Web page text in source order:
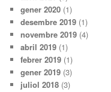
gener 2020 (1)
desembre 2019 (1)
novembre 2019 (4)
abril 2019 (1)
febrer 2019 (1)
gener 2019 (3)
juliol 2018 (3)